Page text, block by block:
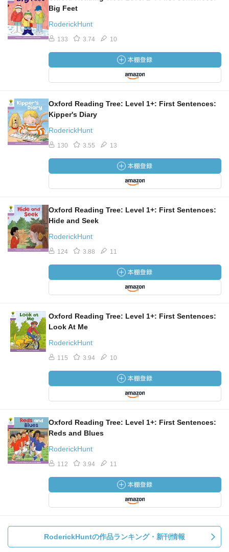
Big Feet
RoderickHunt
133 3.74 10
Oxford Reading Tree: Level 1+: First Sentences:
Kipper's Diary
RoderickHunt
130 3.55 13
Oxford Reading Tree: Level 1+: First Sentences:
Hide and Seek
RoderickHunt
124 3.88 11
Oxford Reading Tree: Level 1+: First Sentences:
Look At Me
RoderickHunt
115 3.94 10
Oxford Reading Tree: Level 1+: First Sentences:
Reds and Blues
RoderickHunt
112 3.94 11
RoderickHuntの作品ランキング・新刊情報